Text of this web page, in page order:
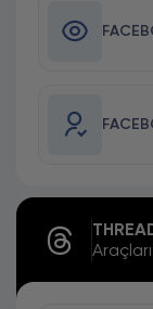
Araçları